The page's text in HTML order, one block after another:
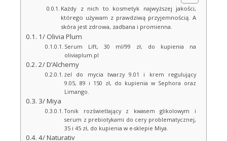
Każdy z nich to kosmetyk najwyższej jakości,
którego używam z prawdziwą przyjemnością. A
skóra jest zdrowa, zadbana i promienna.
1/ Olivia Plum
Serum Lift, 30 ml/99 zł, do kupienia na
oliviaplum.pl
2/ D’Alchemy
żel do mycia twarzy 9.01 i krem regulujący
9.05, 89 i 150 zł, do kupienia w Sephora oraz
Limango.
3/ Miya
Tonik rozświetlający z kwasem glikolowym i
serum z prebiotykami do cery problematycznej,
35 i 45 zł, do kupienia w e-sklepie Miya.
4/ Naturativ